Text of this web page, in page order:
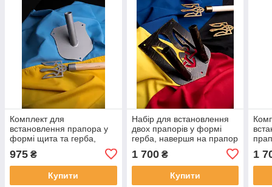
Комплект для
встановлення прапора у
формі щита та герба,
прапор, сірий
975 ₴
Купити
Набір для встановлення
двох прапорів у формі
герба, навершя на прапор
і тримач, чорний патина
1 700₴
Купити
1